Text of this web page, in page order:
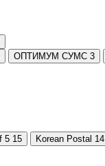
ОПТИМУМ СУМС 3
5 15 Korean Postal 14